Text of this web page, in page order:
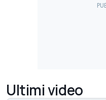
Ultimi video